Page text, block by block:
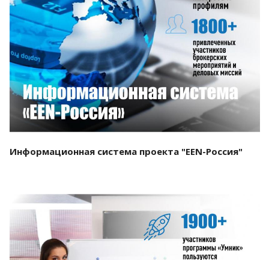
Смотреть проект
Информационная система проекта "EEN-Россия"